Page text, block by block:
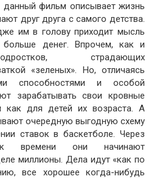
фильм описывает жизнь
друг друга с самого детства.
им в голову приходит мысль
больше денег. Впрочем, как и
страдающих
«зеленых». Но, отличаясь
способностями и особой
зарабатывать свои кровные
как для детей их возраста. А
очередную выгодную схему
ставок в баскетболе. Через
времени они начинают
миллионы. Дела идут «как по
все хорошее когда-нибудь